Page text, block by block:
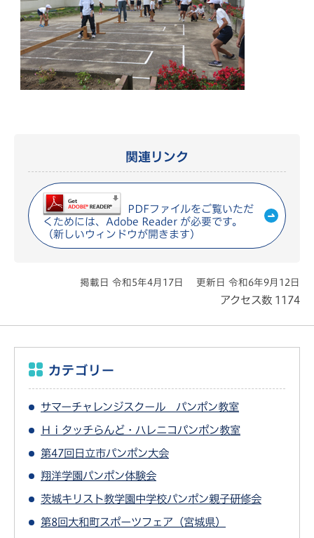
関連リンク
PDFファイルをご覧いただ
くためには、Adobe Reader が必要です。
（新しいウィンドウが開きます）
掲載日 令和5年4月17日 更新日 令和6年9月12日
アクセス数 1174
カテゴリー
サマーチャレンジスクール パンポン教室
Ｈｉタッチらんど・ハレニコパンポン教室
第47回日立市パンポン大会
翔洋学園パンポン体験会
茨城キリスト教学園中学校パンポン親子研修会
第8回大和町スポーツフェア（宮城県）